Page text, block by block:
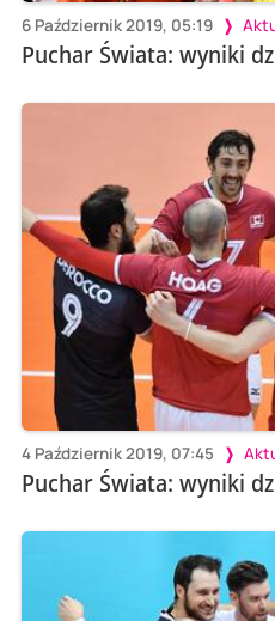
6 Październik 2019, 05:19
Puchar Świata: wyniki
4 Październik 2019, 07:45
Puchar Świata: wyniki